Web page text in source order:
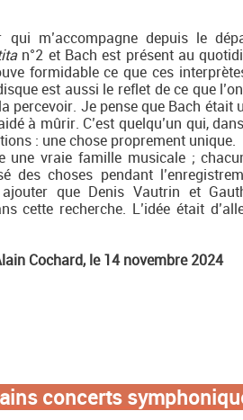
qui m’accompagne depuis le
n°2 et Bach est présent au
formidable ce que ces
est aussi le reflet de ce que
percevoir. Je pense que Bach
à mûrir. C’est quelqu’un qui,
: une chose proprement unique.
une vraie famille musicale ;
des choses pendant
que Denis Vautrin et
cette recherche. L’idée était
Cochard, le 14 novembre 2024
concerts